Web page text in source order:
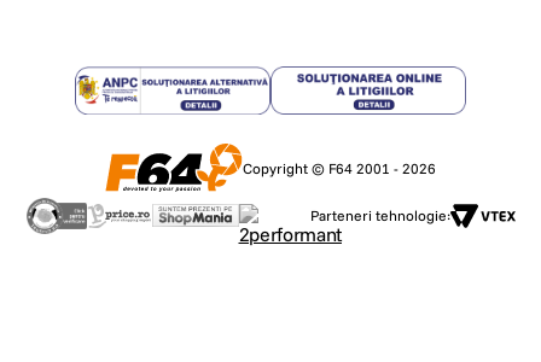
Copyright © F64 2001 - 2026
Parteneri tehnologie: